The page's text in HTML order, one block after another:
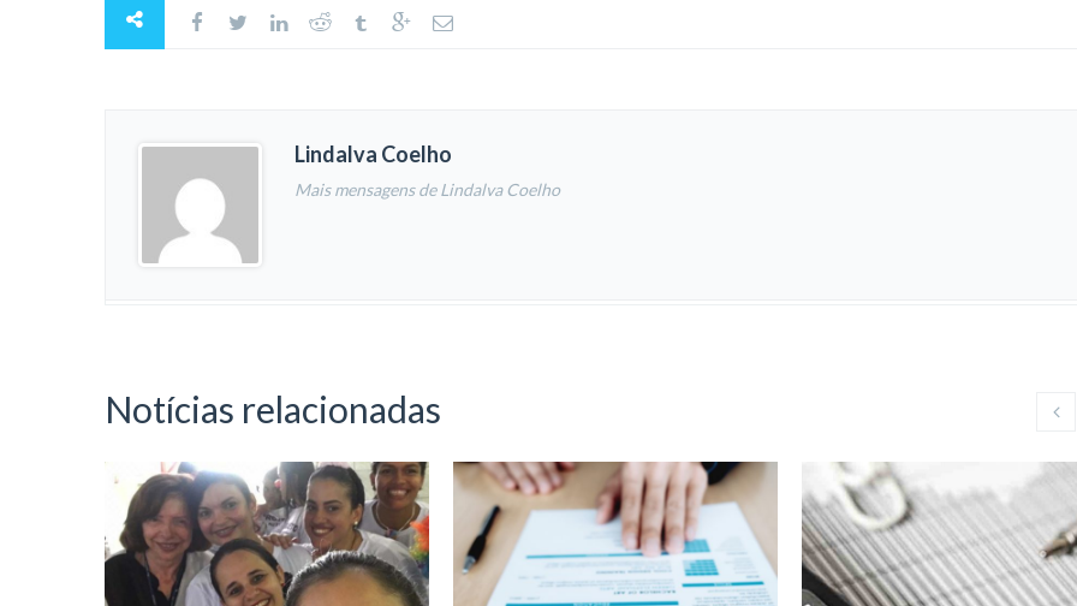
Lindalva Coelho
Mais mensagens de Lindalva Coelho
Notícias relacionadas